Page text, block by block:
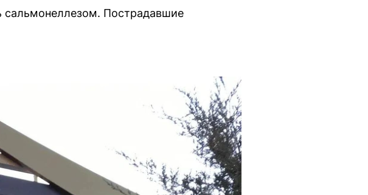
сальмонеллезом. Пострадавшие